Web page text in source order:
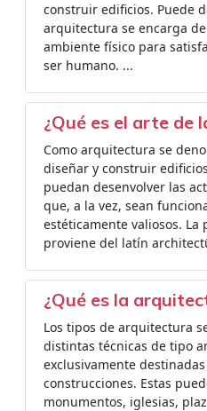
construir edificios. Puede
arquitectura se encarga
ambiente físico para
ser humano. ...
¿Qué es el arte de
Como arquitectura se
diseñar y construir
puedan desenvolver las
que, a la vez, sean
estéticamente valiosos. La
proviene del latín
¿Qué es la
Los tipos de arquitectura
distintas técnicas de tipo
exclusivamente
construcciones. Estas
monumentos, iglesias,